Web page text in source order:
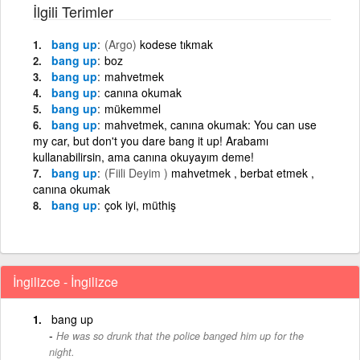
İlgili Terimler
bang up (Argo) kodese tıkmak
bang up boz
bang up mahvetmek
bang up canına okumak
bang up mükemmel
bang up mahvetmek, canına okumak: You can use
my car, but don't you dare bang it up! Arabamı
kullanabilirsin, ama canına okuyayım deme!
bang up (Fiili Deyim ) mahvetmek , berbat etmek ,
canına okumak
bang up çok iyi, müthiş
İngilizce - İngilizce
bang up
He was so drunk that the police banged him up for the
night.